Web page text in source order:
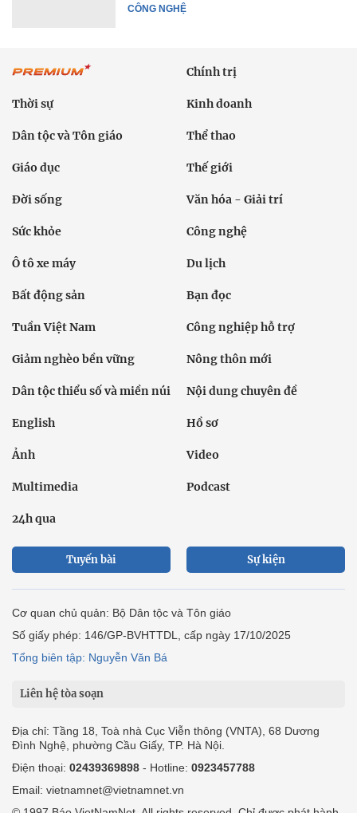
CÔNG NGHỆ
Chính trị
Thời sự Kinh doanh
Dân tộc và Tôn giáo Thể thao
Giáo dục Thế giới
Đời sống Văn hóa - Giải trí
Sức khỏe Công nghệ
Ô tô xe máy Du lịch
Bất động sản Bạn đọc
Tuần Việt Nam Công nghiệp hỗ trợ
Giảm nghèo bền vững Nông thôn mới
Dân tộc thiểu số và miền núi Nội dung chuyên đề
English Hồ sơ
Ảnh Video
Multimedia Podcast
24h qua
Tuyến bài Sự kiện
Cơ quan chủ quản: Bộ Dân tộc và Tôn giáo
Số giấy phép: 146/GP-BVHTTDL, cấp ngày 17/10/2025
Tổng biên tập: Nguyễn Văn Bá
Liên hệ tòa soạn
Địa chỉ: Tầng 18, Toà nhà Cục Viễn thông (VNTA), 68 Dương
Đình Nghệ, phường Cầu Giấy, TP. Hà Nội.
Điện thoại: 02439369898 - Hotline: 0923457788
Email: vietnamnet@vietnamnet.vn